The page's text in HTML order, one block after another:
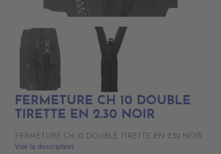
FERMETURE CH 10 DOUBLE
TIRETTE EN 2.30 NOIR
FERMETURE CH 10 DOUBLE TIRETTE EN 2.30 NOIR
Voir la description